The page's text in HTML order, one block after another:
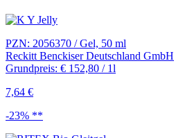
PZN: 2056370 / Gel, 50 ml
Reckitt Benckiser Deutschland GmbH
Grundpreis: € 152,80 / 1l
7,64 €
-23% **